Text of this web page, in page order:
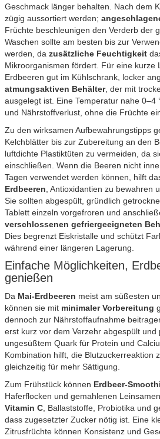
Geschmack länger behalten. Nach dem
zügig aussortiert werden;
Früchte beschleunigen den Verderb der
Waschen sollte am besten bis zur
werden, da zusätzliche Feuchtigkeit
Mikroorganismen fördert. Für eine kurze
Erdbeeren gut im Kühlschrank, locker
atmungsaktiven Behälter, der mit
ausgelegt ist. Eine Temperatur nahe 0–4
und Nährstoffverlust, ohne die Früchte
Zu den wirksamen Aufbewahrungstipps
Kelchblätter bis zur Zubereitung an den
luftdichte Plastiktüten zu vermeiden, da
einschließen. Wenn die Beeren nicht
Tagen verwendet werden können, hilft
Erdbeeren , Antioxidantien zu bewahren
Sie sollten abgespült, gründlich
Tablett einzeln vorgefroren und
verschlossenen gefriergeeigneten
Dies begrenzt Eiskristalle und schützt
während einer längeren Lagerung.
Einfache Möglichkeiten,
genießen
Da Mai-Erdbeeren meist am süßesten
können sie mit minimaler Vorbereitung
dennoch zur Nährstoffaufnahme
erst kurz vor dem Verzehr abgespült
ungesüßtem Quark für Protein und
Kombination hilft, die Blutzuckerreaktion
gleichzeitig für mehr Sättigung.
Zum Frühstück können Erdbeer-
Haferflocken und gemahlenen
Vitamin C , Ballaststoffe, Probiotika und
dass zugesetzter Zucker nötig ist. Eine
Zitrusfrüchte können Konsistenz und